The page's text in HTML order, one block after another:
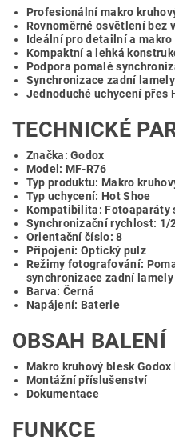
Profesionální makro
Rovnoměrné osvětlení bez
Ideální pro detailní a
Kompaktní a lehká
Podpora pomalé
Synchronizace zadní lamely
Jednoduché uchycení přes
TECHNICKÉ
Značka: Godox
Model: MF-R76
Typ produktu: Makro
Typ uchycení: Hot Shoe
Kompatibilita: Fotoaparáty
Synchronizační rychlost: 1/
Orientační číslo: 8
Připojení: Optický pulz
Režimy fotografování:
synchronizace zadní lamely
Barva: Černá
Napájení: Baterie
OBSAH BALENÍ
Makro kruhový blesk Godox
Montážní příslušenství
Dokumentace
FUNKCE